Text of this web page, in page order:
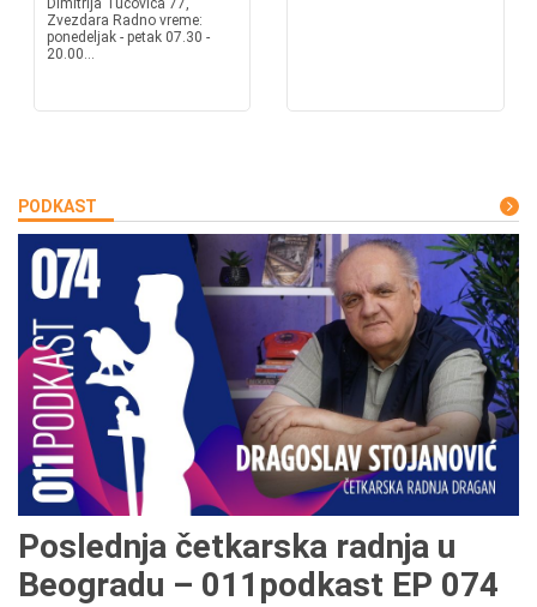
Dimitrija Tucovića 77,
Zvezdara Radno vreme:
ponedeljak - petak 07.30 -
20.00...
PODKAST
Poslednja četkarska radnja u
Beogradu – 011podkast EP 074